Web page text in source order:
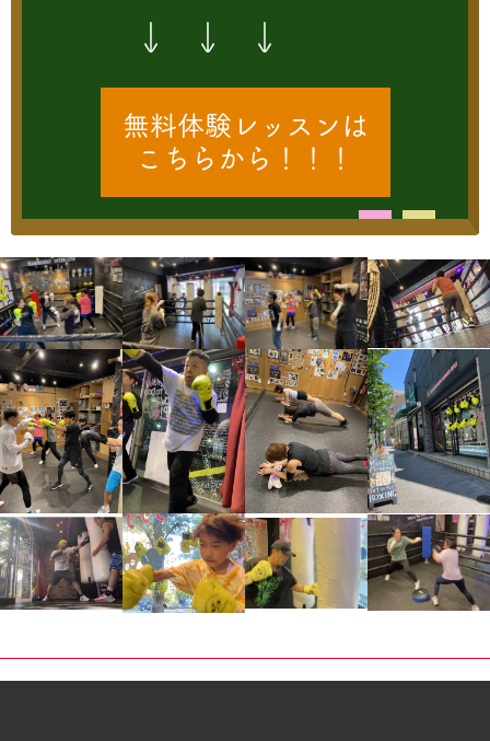
↓ ↓ ↓
無料体験レッスンは
こちらから！！！